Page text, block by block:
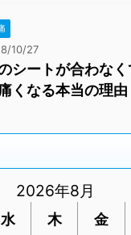
10/27
シートが合わな
くなる本当の理由
2026年8月
水 木 金